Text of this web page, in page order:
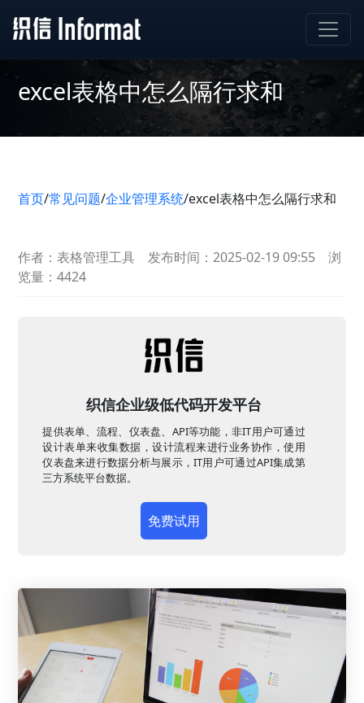
excel表格中怎么隔行求和
首页/常见问题/企业管理系统/excel表格中怎么隔行求和
作者：表格管理工具 发布时间：2025-02-19 09:55
浏
览量：4424
织信企业级低代码开发平台
提供表单、流程、仪表盘、API等功能，非IT用户可通过
设计表单来收集数据，设计流程来进行业务协作，使用
仪表盘来进行数据分析与展示，IT用户可通过API集成第
三方系统平台数据。
免费试用